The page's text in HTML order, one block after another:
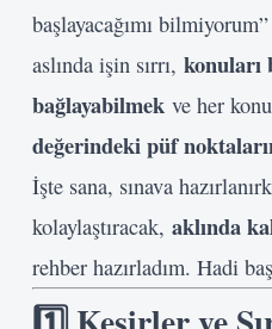
başlayacağımı
aslında işin sırrı,
bağlayabilmek ve her
değerindeki püf
İşte sana, sınava
kolaylaştıracak, aklında
rehber hazırladım. Hadi